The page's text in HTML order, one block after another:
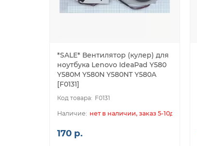
*SALE* Вентилятор (кулер) для
ноутбука Lenovo IdeaPad Y580
Y580M Y580N Y580NT Y580A
[F0131]
F0131
нет в наличии, заказ 5-10дн.
170 р.